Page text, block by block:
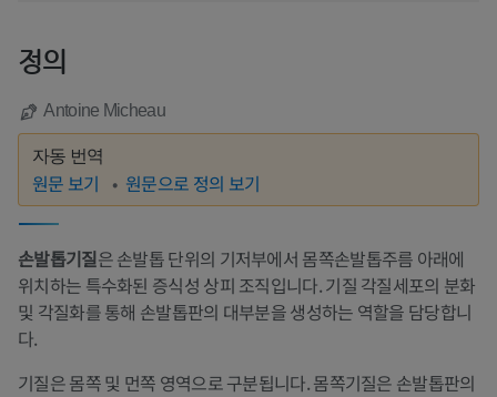
정의
Antoine Micheau
자동 번역
원문 보기 원문으로 정의 보기
손발톱기질은 손발톱 단위의 기저부에서 몸쪽손발톱주름 아래에
위치하는 특수화된 증식성 상피 조직입니다. 기질 각질세포의 분화
및 각질화를 통해 손발톱판의 대부분을 생성하는 역할을 담당합니
다.
기질은 몸쪽 및 먼쪽 영역으로 구분됩니다. 몸쪽기질은 손발톱판의